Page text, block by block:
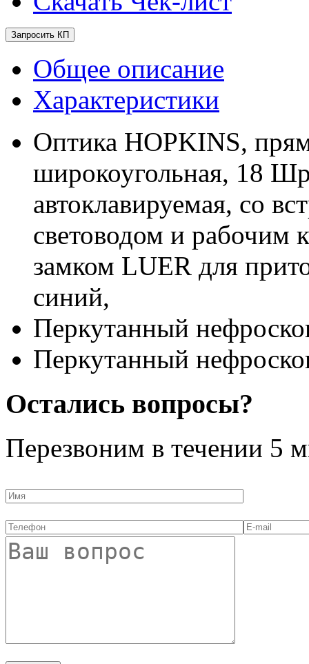
Запросить КП
Общее описание
Характеристики
Оптика HOPKINS,
широкоугольная, 18
автоклавируемая, со
световодом и рабочим
замком LUER для
синий,
Перкутанный
Перкутанный
Остались вопросы?
Перезвоним в течении 5